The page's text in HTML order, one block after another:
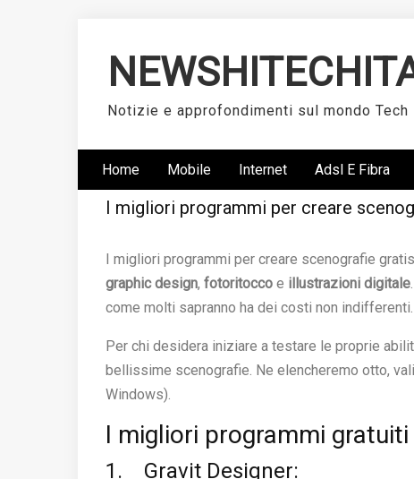
content
Notizie e approfondimenti sul mondo Tech
Home Mobile Internet Adsl E Fibra
I migliori programmi per creare
I migliori programmi per creare scenografie
graphic design, fotoritocco e illustrazioni digitale
come molti sapranno ha dei costi non indifferenti.
Per chi desidera iniziare a testare le proprie
bellissime scenografie. Ne elencheremo otto,
Windows).
I migliori programmi
1. Gravit Designer: